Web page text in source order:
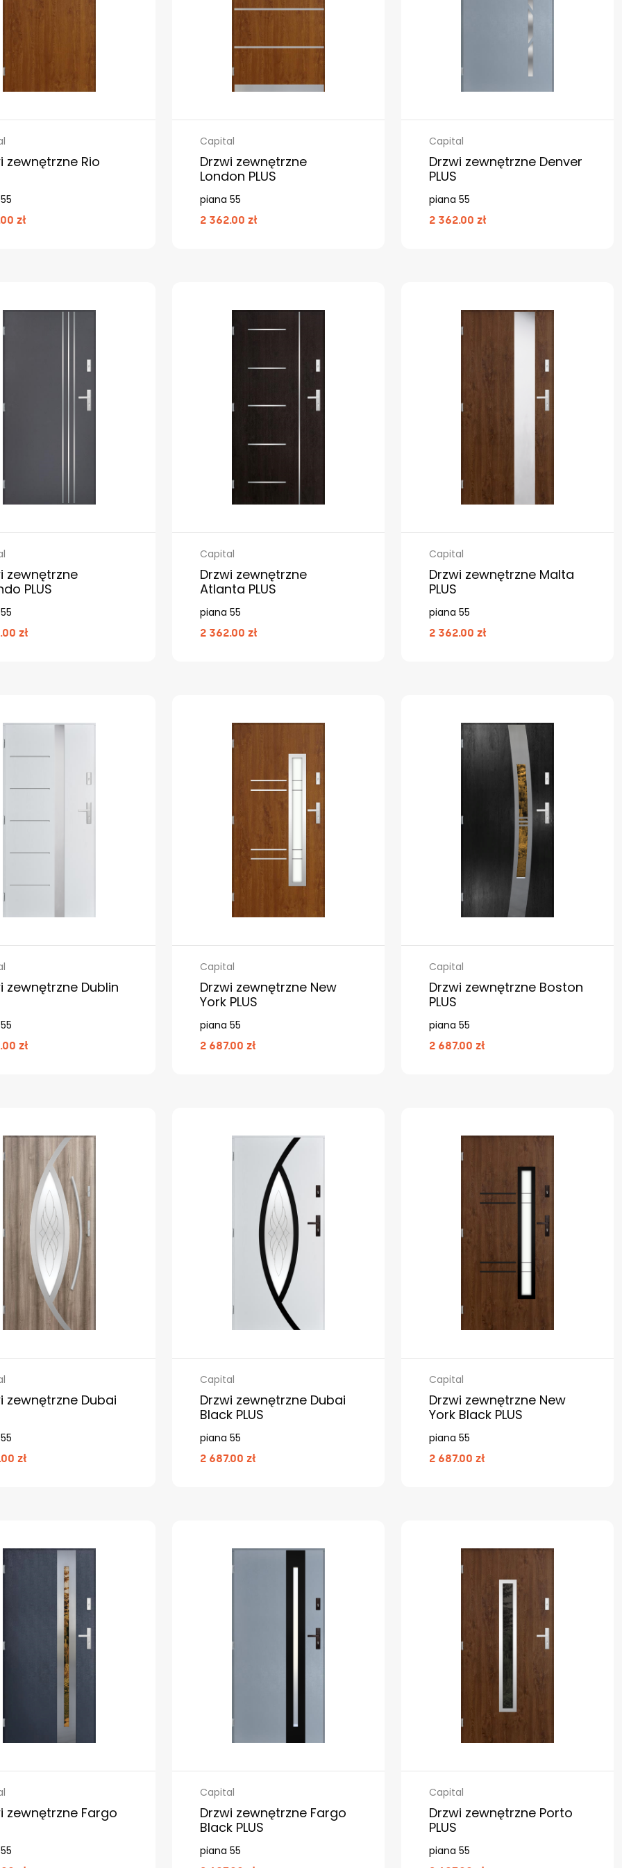
zewnętrzne Rio
zł
Capital
Drzwi zewnętrzne
London PLUS
piana 55
2 362.00 zł
Capital
Drzwi zewnętrzne Denver
PLUS
piana 55
2 362.00 zł
zewnętrzne
PLUS
zł
Capital
Drzwi zewnętrzne
Atlanta PLUS
piana 55
2 362.00 zł
Capital
Drzwi zewnętrzne Malta
PLUS
piana 55
2 362.00 zł
zewnętrzne Dublin
zł
Capital
Drzwi zewnętrzne New
York PLUS
piana 55
2 687.00 zł
Capital
Drzwi zewnętrzne Boston
PLUS
piana 55
2 687.00 zł
zewnętrzne Dubai
zł
Capital
Drzwi zewnętrzne Dubai
Black PLUS
piana 55
2 687.00 zł
Capital
Drzwi zewnętrzne New
York Black PLUS
piana 55
2 687.00 zł
zewnętrzne Fargo
Capital
Drzwi zewnętrzne Fargo
Black PLUS
piana 55
Capital
Drzwi zewnętrzne Porto
PLUS
piana 55